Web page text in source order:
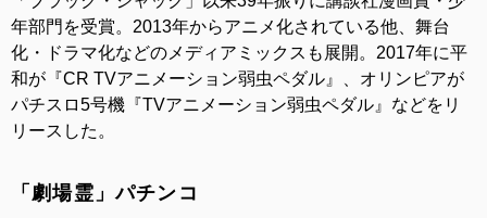
年部門を受賞。2013年からアニメ化されている他、舞台
化・ドラマ化などのメディアミックスも展開。2017年に平
和が『CR TVアニメーション弱虫ペダル』、オリンピアが
パチスロ5号機『TVアニメーション弱虫ペダル』などをリ
リースした。
「劇場霊」パチンコ